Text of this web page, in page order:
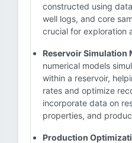
constructed using
well logs, and core
crucial for exploration
Reservoir Simulation
numerical models
within a reservoir,
rates and optimize
incorporate data on
properties, and
Production